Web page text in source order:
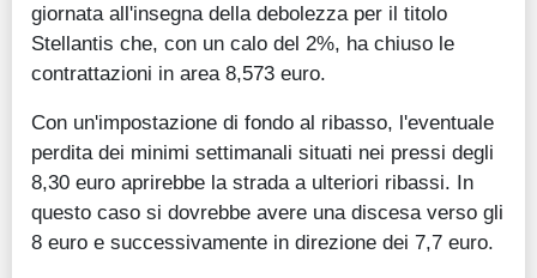
giornata all'insegna della debolezza per il titolo
Stellantis che, con un calo del 2%, ha chiuso le
contrattazioni in area 8,573 euro.
Con un'impostazione di fondo al ribasso, l'eventuale
perdita dei minimi settimanali situati nei pressi degli
8,30 euro aprirebbe la strada a ulteriori ribassi. In
questo caso si dovrebbe avere una discesa verso gli
8 euro e successivamente in direzione dei 7,7 euro.